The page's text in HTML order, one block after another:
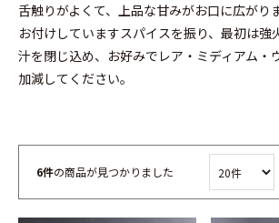
舌触りがよくて、上品な甘みがお口に広がりま
お付けしていますスパイスを振り、最初は強
汁を閉じ込め、お好みでレア・ミディアム・
加減してください。
6件の商品が見つかりました